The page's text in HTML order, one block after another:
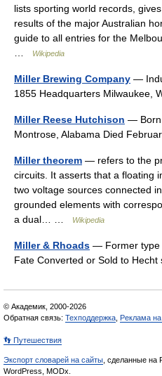
lists sporting world records,
results of the major Australian
guide to all entries for the
Wikipedia
Miller Brewing Company —
1855 Headquarters Milwaukee,
Miller Reese Hutchison — Born
Montrose, Alabama Died
Miller theorem — refers to the
circuits. It asserts that a floating
two voltage sources connected
grounded elements with
a dual… …
Wikipedia
Miller & Rhoads — Former type
Fate Converted or Sold to
© Академик, 2000-2026
Обратная связь: Техподдержка Реклама
👣 Путешествия
Экспорт словарей на сайты , сделанные на
WordPress, MODx.